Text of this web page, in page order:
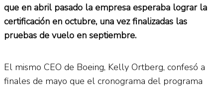
que en abril pasado la empresa esperaba lograr la
certificación en octubre, una vez finalizadas las
pruebas de vuelo en septiembre.
El mismo CEO de Boeing, Kelly Ortberg, confesó a
finales de mayo que el cronograma del programa